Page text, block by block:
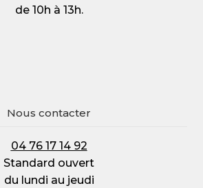
de 10h à 13h.
Nous contacter
04 76 17 14 92
Standard ouvert
du lundi au jeudi